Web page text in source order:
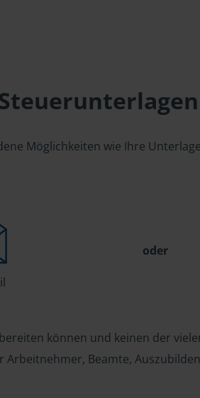
Möglichkeiten wie Ihre
oder
können und keinen der
Arbeitnehmer, Beamte,